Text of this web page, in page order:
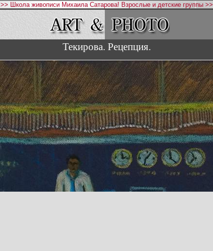
>> Школа живописи Михаила Сатарова! Взрослые и детские группы >>
Текирова. Рецепция.